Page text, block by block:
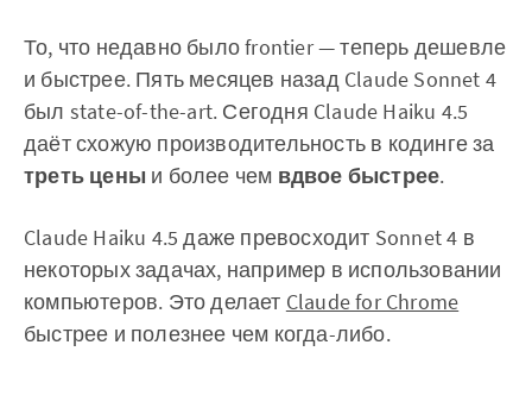
То, что недавно было frontier — теперь дешевле
и быстрее. Пять месяцев назад Claude Sonnet 4
был state-of-the-art. Сегодня Claude Haiku 4.5
даёт схожую производительность в кодинге за
треть цены и более чем вдвое быстрее.
Claude Haiku 4.5 даже превосходит Sonnet 4 в
некоторых задачах, например в использовании
компьютеров. Это делает Claude for Chrome
быстрее и полезнее чем когда-либо.